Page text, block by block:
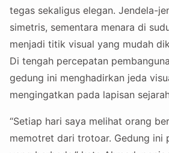
tegas sekaligus elegan. Jendela-
simetris, sementara menara di
menjadi titik visual yang mudah
Di tengah percepatan
gedung ini menghadirkan jeda
mengingatkan pada lapisan
“Setiap hari saya melihat orang
memotret dari trotoar. Gedung ini